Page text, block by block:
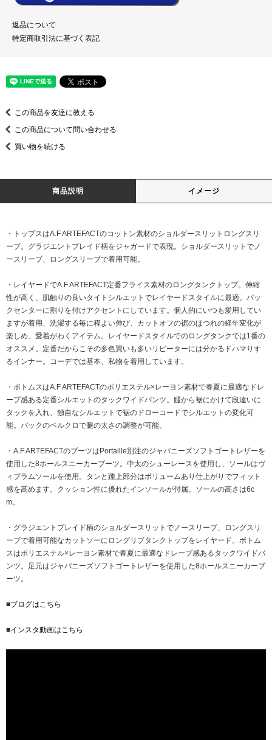
返品について
特定商取引法に基づく表記
この商品を友達に教える
この商品について問い合わせる
買い物を続ける
商品説明 イメージ
・トップスはA.F ARTEFACTのコットン素材のショルダースリットロングスリ
ーブ。グラジエントプレイド柄をジャガードで表現。ショルダースリットでノ
ースリーブ、ロングスリーブで着用可能。
・レイヤードでA.F ARTEFACT定番フライス素材のロングタンクトップ。伸縮
性が高く、肌触りの良いタイトシルエットでレイヤードスタイルに最適。バッ
クセンターに割りを付けアクセントにしています。個人的にいつも愛用してい
ますが着用、洗濯する毎に程よい伸び、カットオフの裾のほつれの経年変化が
楽しめ、愛着がわくアイテム。レイヤードスタイルでのロングタンクでは1番の
オススメ。定番だからこその多色買いも多いリピーターには分かるドハマりす
るインナー。コーデでは基本、私物を着用しています。
・ボトムスはA.F ARTEFACTのポリエステル×レーヨン素材で春夏に最適なドレ
ープ感ある定番シルエットのタックワイドパンツ。腿から裾にかけて段違いに
タックを入れ、独自なシルエットで裾のドローコードでシルエットの変化可
能。バックのベルクロで腿の太さの調整が可能。
・A.F ARTEFACTのブーツはPortaille別注のジャパニーズソフトゴートレザーを
使用した8ホールスニーカーブーツ。中太のシューレースを使用し、ソールはヴ
ィブラムソールを使用。タンと踵上部分はボリュームあり仕上がりでフィット
感を高めます。クッション性に優れたインソールが付属。ソールの高さは6c
m。
・グラジエントプレイド柄のショルダースリットでノースリーブ、ロングスリ
ーブで着用可能なカットソーにロングリブタンクトップをレイヤード。ボトム
スはポリエステル×レーヨン素材で春夏に最適なドレープ感あるタックワイドパ
ンツ。足元はジャパニーズソフトゴートレザーを使用した8ホールスニーカーブ
ーツ。
■ブログはこちら
■インスタ動画はこちら